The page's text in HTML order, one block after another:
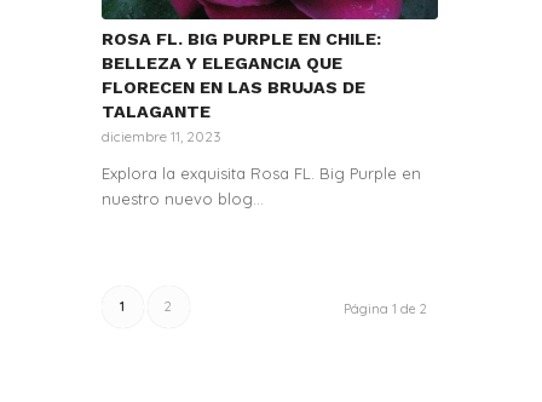
ROSA FL. BIG PURPLE EN CHILE:
BELLEZA Y ELEGANCIA QUE
FLORECEN EN LAS BRUJAS DE
TALAGANTE
diciembre 11, 2023
Explora la exquisita Rosa FL. Big Purple en
nuestro nuevo blog…
Página 1 de 2
1 2